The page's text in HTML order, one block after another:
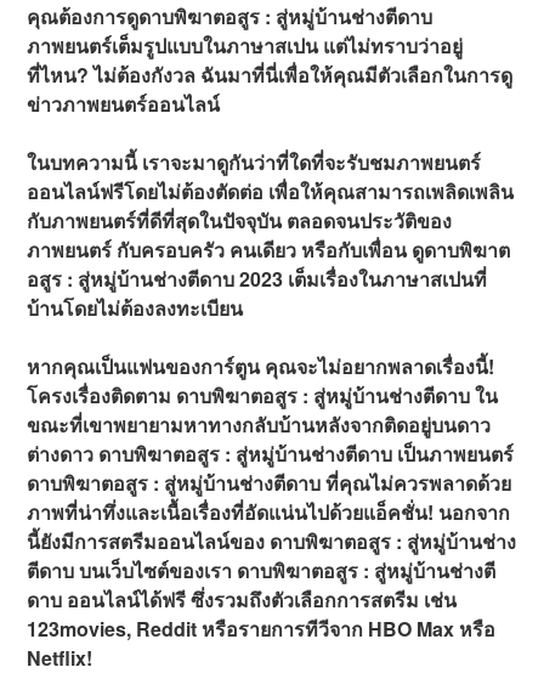
คุณต้องการดูดาบพิฆาตอสูร : สู่หมู่บ้านช่างตีดาบ
ภาพยนตร์เต็มรูปแบบในภาษาสเปน แต่ไม่ทราบว่าอยู่
ที่ไหน? ไม่ต้องกังวล ฉันมาที่นี่เพื่อให้คุณมีตัวเลือกในการดู
ข่าวภาพยนตร์ออนไลน์
ในบทความนี้ เราจะมาดูกันว่าที่ใดที่จะรับชมภาพยนตร์
ออนไลน์ฟรีโดยไม่ต้องตัดต่อ เพื่อให้คุณสามารถเพลิดเพลิน
กับภาพยนตร์ที่ดีที่สุดในปัจจุบัน ตลอดจนประวัติของ
ภาพยนตร์ กับครอบครัว คนเดียว หรือกับเพื่อน ดูดาบพิฆาต
อสูร : สู่หมู่บ้านช่างตีดาบ 2023 เต็มเรื่องในภาษาสเปนที่
บ้านโดยไม่ต้องลงทะเบียน
หากคุณเป็นแฟนของการ์ตูน คุณจะไม่อยากพลาดเรื่องนี้!
โครงเรื่องติดตาม ดาบพิฆาตอสูร : สู่หมู่บ้านช่างตีดาบ ใน
ขณะที่เขาพยายามหาทางกลับบ้านหลังจากติดอยู่บนดาว
ต่างดาว ดาบพิฆาตอสูร : สู่หมู่บ้านช่างตีดาบ เป็นภาพยนตร์
ดาบพิฆาตอสูร : สู่หมู่บ้านช่างตีดาบ ที่คุณไม่ควรพลาดด้วย
ภาพที่น่าทึ่งและเนื้อเรื่องที่อัดแน่นไปด้วยแอ็คชั่น! นอกจาก
นี้ยังมีการสตรีมออนไลน์ของ ดาบพิฆาตอสูร : สู่หมู่บ้านช่าง
ตีดาบ บนเว็บไซต์ของเรา ดาบพิฆาตอสูร : สู่หมู่บ้านช่างตี
ดาบ ออนไลน์ได้ฟรี ซึ่งรวมถึงตัวเลือกการสตรีม เช่น
123movies, Reddit หรือรายการทีวีจาก HBO Max หรือ
Netflix!